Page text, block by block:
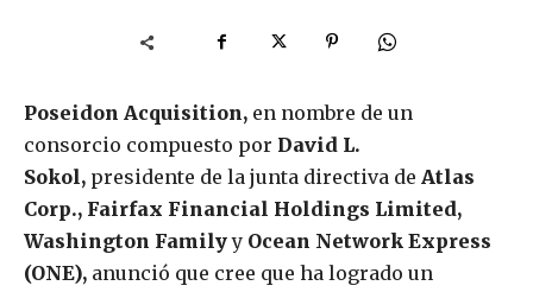
Poseidon Acquisition, en nombre de un
consorcio compuesto por David L.
Sokol, presidente de la junta directiva de Atlas
Corp., Fairfax Financial Holdings Limited,
Washington Familyy Ocean Network Express
(ONE), anunció que cree que ha logrado un